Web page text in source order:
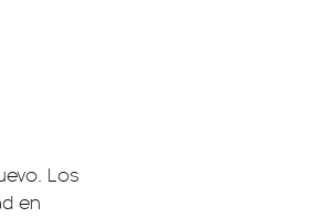
Los
en